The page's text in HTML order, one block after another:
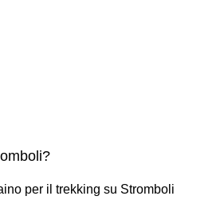
per il trekking su Stromboli